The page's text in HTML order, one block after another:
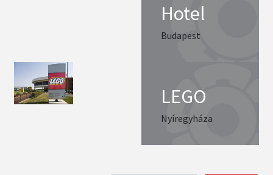
Hotel
Budapest
LEGO
Nyíregyháza